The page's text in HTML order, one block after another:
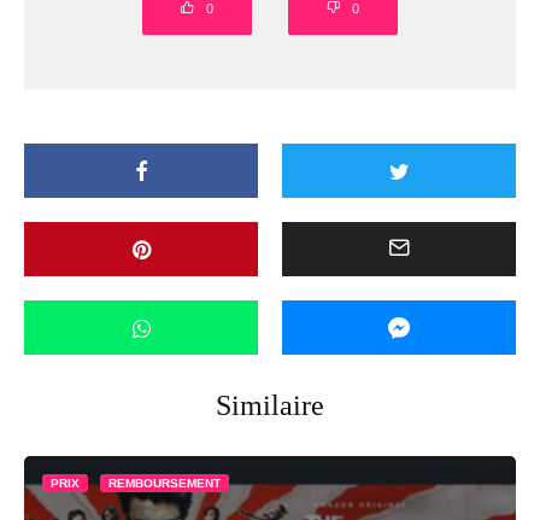
0 0
Similaire
PRIX REMBOURSEMENT